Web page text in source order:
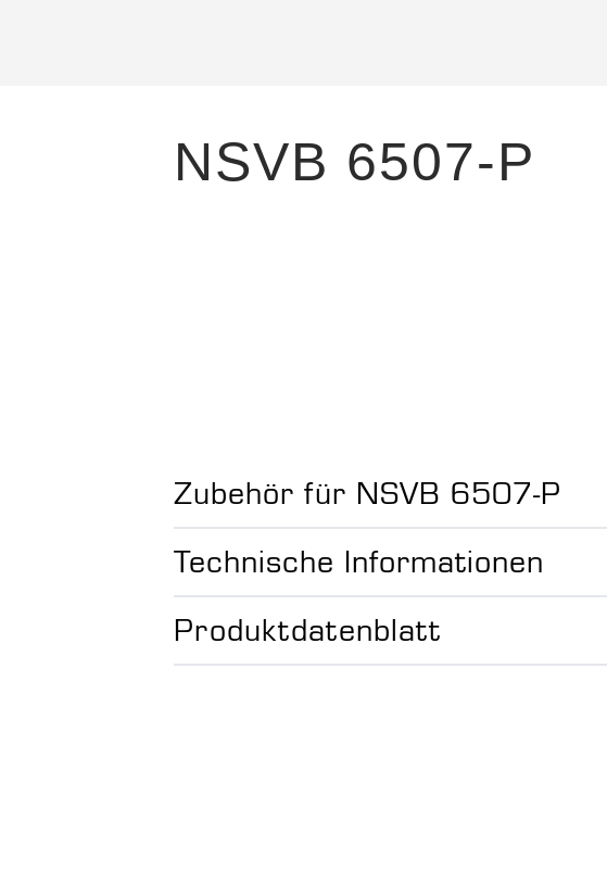
NSVB 6507-P
Zubehör für NSVB 6507-P
Technische Informationen
Produktdatenblatt